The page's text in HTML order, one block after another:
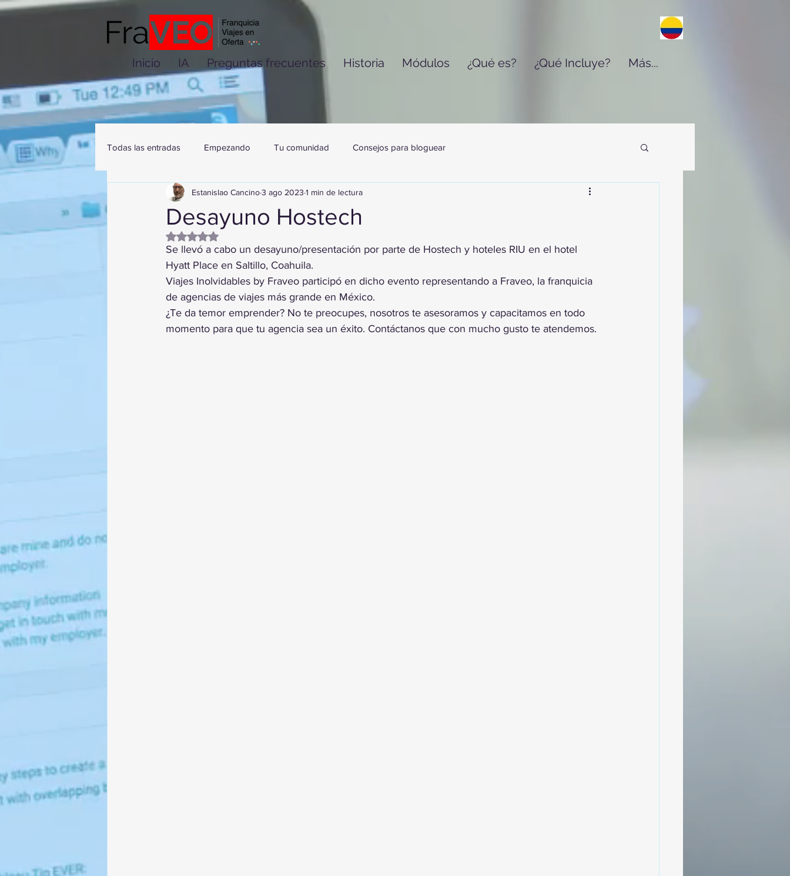
Inicio IA Preguntas frecuentes Historia Módulos ¿Qué es? ¿Qué Incluye? Más...
Todas las entradas Empezando Tu comunidad Consejos para bloguear
Desayuno Hostech
Estanislao Cancino3 ago 2023 1 min de lectura
Obtuvo NaN de 5 estrellas.
Se llevó a cabo un desayuno/presentación por parte de Hostech y hoteles RIU en el hotel
Hyatt Place en Saltillo, Coahuila.
Viajes Inolvidables by Fraveo participó en dicho evento representando a Fraveo, la franquicia
de agencias de viajes más grande en México.
¿Te da temor emprender? No te preocupes, nosotros te asesoramos y capacitamos en todo
momento para que tu agencia sea un éxito. Contáctanos que con mucho gusto te atendemos.